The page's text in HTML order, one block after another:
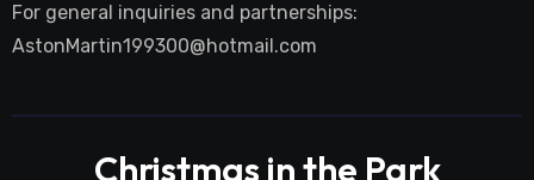
For general inquiries and partnerships:
AstonMartin199300@hotmail.com
Christmas in the Park